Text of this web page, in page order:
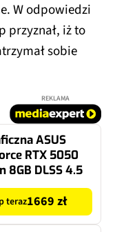
W odpowiedzi
przyznał, iż to
sobie
REKLAMA
ASUS
RTX 5050
8GB DLSS 4.5
teraz1669 zł